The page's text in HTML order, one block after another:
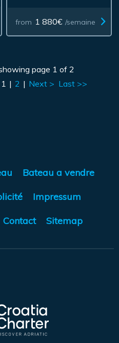
from 1 880€ /semaine
page 1 of 2
1 | 2 | Next > Last >>
Bateau a vendre
Impressum
Contact Sitemap